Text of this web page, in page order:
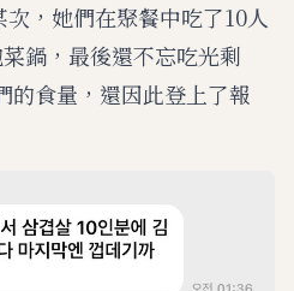
，她們在聚餐中吃了10人
鍋，最後還不忘吃光剩
的食量，還因此登上了報